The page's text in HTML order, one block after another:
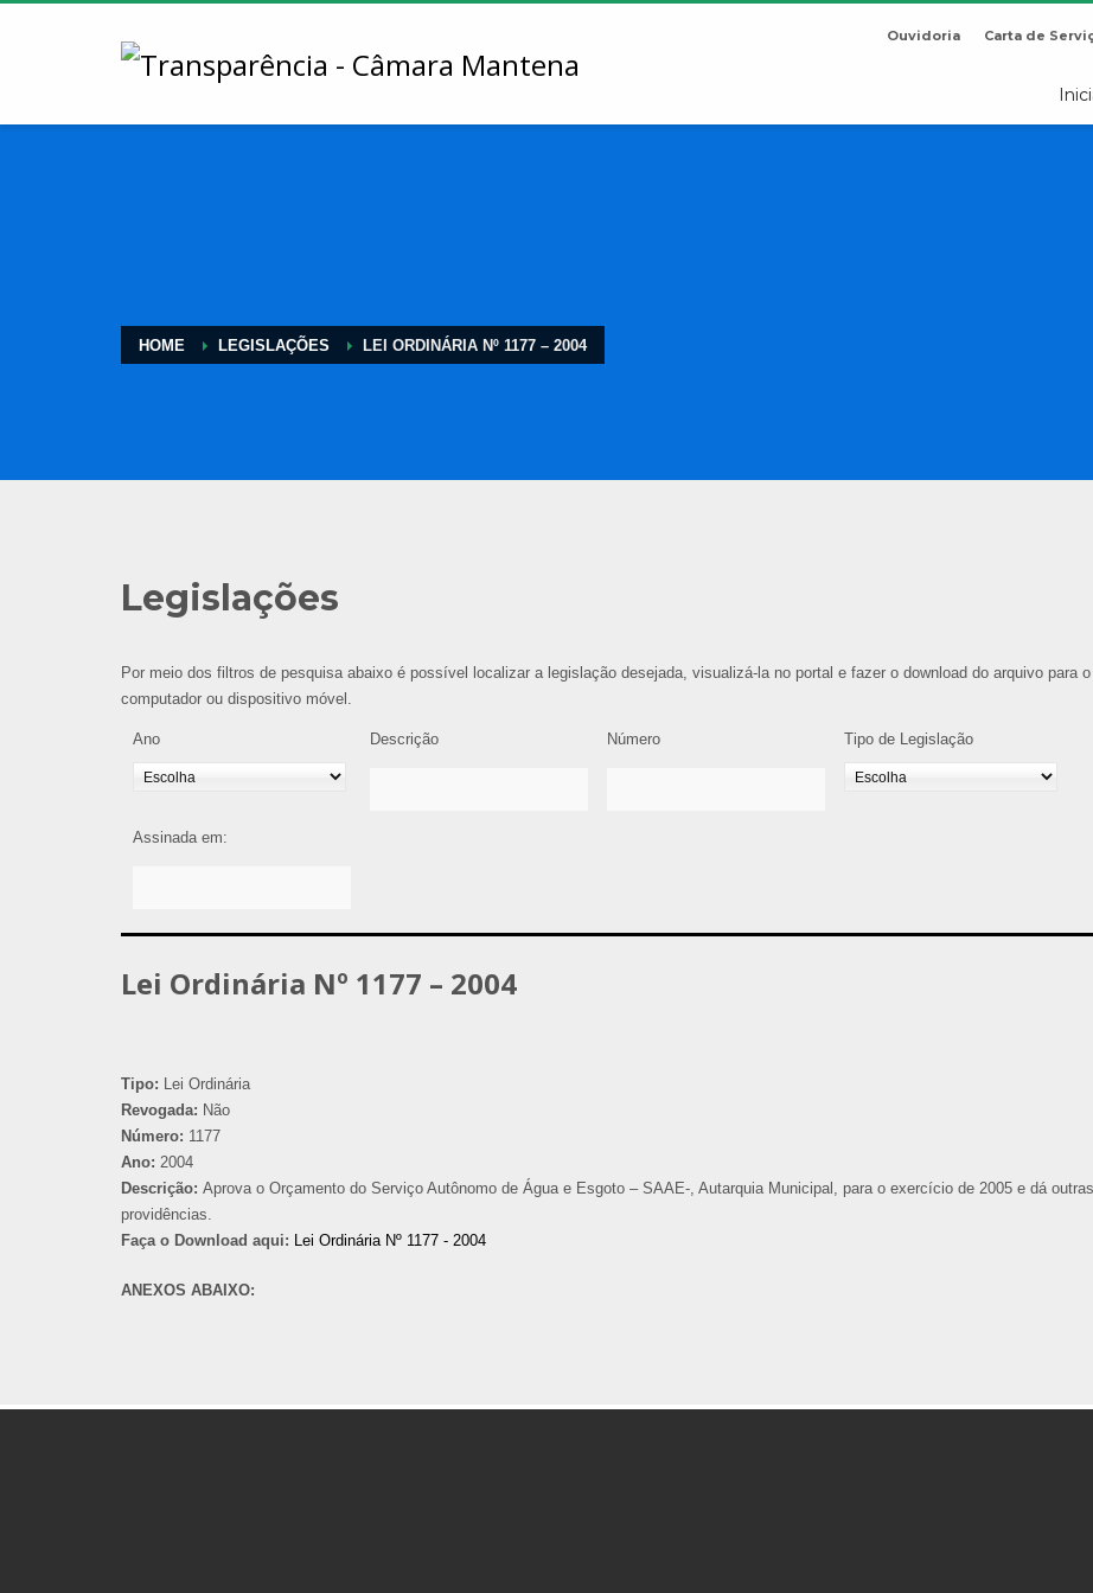
Ouvidoria Carta de
HOME LEGISLAÇÕES LEI ORDINÁRIA Nº 1177 – 2004
Legislações
Por meio dos filtros de pesquisa abaixo é possível localizar a legislação desejada, visualizá-la no portal e fazer o download do arquivo para
computador ou dispositivo móvel.
Ano Descrição Número Tipo de Legislação
Assinada em:
Lei Ordinária Nº 1177 – 2004
Tipo: Lei Ordinária
Revogada: Não
Número: 1177
Ano: 2004
Descrição: Aprova o Orçamento do Serviço Autônomo de Água e Esgoto – SAAE-, Autarquia Municipal, para o exercício de 2005 e dá outras
providências.
Faça o Download aqui: Lei Ordinária Nº 1177 - 2004
ANEXOS ABAIXO: